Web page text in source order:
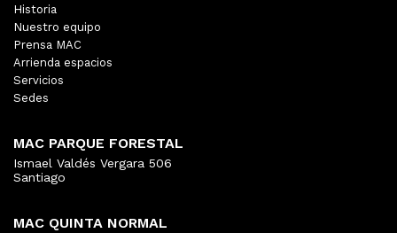
Historia
Nuestro equipo
Prensa MAC
Arrienda espacios
Servicios
Sedes
MAC PARQUE FORESTAL
Ismael Valdés Vergara 506
Santiago
MAC QUINTA NORMAL